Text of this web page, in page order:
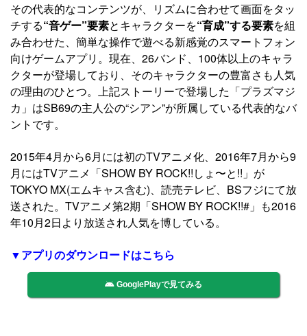
その代表的なコンテンツが、リズムに合わせて画面をタッ
チする“音ゲー”要素とキャラクターを“育成”する要素を組
み合わせた、簡単な操作で遊べる新感覚のスマートフォン
向けゲームアプリ。現在、26バンド、100体以上のキャラ
クターが登場しており、そのキャラクターの豊富さも人気
の理由のひとつ。上記ストーリーで登場した「プラズマジ
カ」はSB69の主人公の“シアン”が所属している代表的なバ
ントです。
2015年4月から6月には初のTVアニメ化、2016年7月から9
月にはTVアニメ「SHOW BY ROCK!!しょ〜と!!」が
TOKYO MX(エムキャス含む)、読売テレビ、BSフジにて放
送された。TVアニメ第2期「SHOW BY ROCK!!#」も2016
年10月2日より放送され人気を博している。
▼アプリのダウンロードはこちら
GooglePlayで見てみる